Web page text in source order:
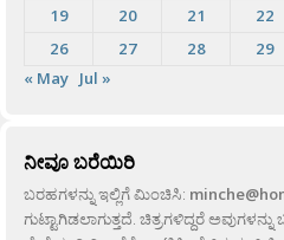
19
20 21 22
26
27 28 29
« May Jul »
ನೀವೂ ಬರೆಯಿರಿ
ಬರಹಗಳನ್ನು ಇಲ್ಲಿಗೆ ಮಿಂಚಿಸಿ:
ಗುಟ್ಟಾಗಿಡಲಾಗುತ್ತದೆ. ಚಿತ್ರಗಳಿದ್ದರೆ